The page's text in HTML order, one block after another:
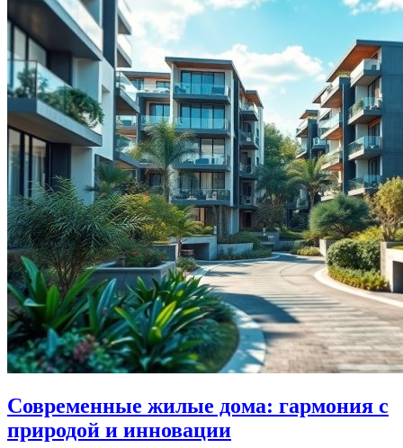
Современные жилые дома: гармония с
природой и инновации